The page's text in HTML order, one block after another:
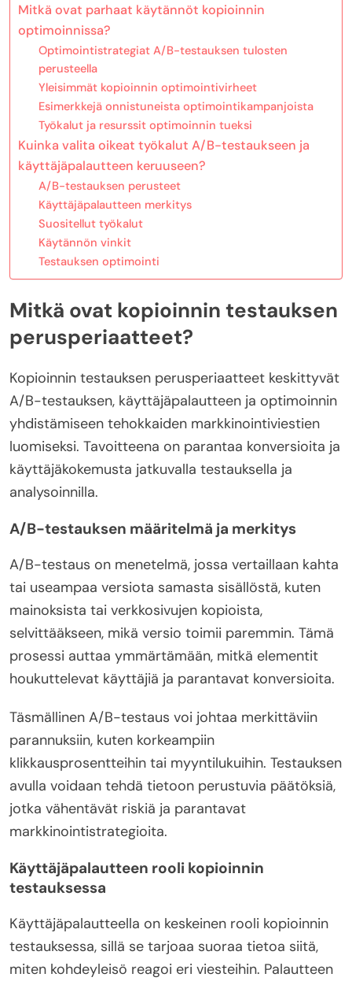
Mitkä ovat parhaat käytännöt kopioinnin
optimoinnissa?
Optimointistrategiat A/B-testauksen tulosten
perusteella
Yleisimmät kopioinnin optimointivirheet
Esimerkkejä onnistuneista optimointikampanjoista
Työkalut ja resurssit optimoinnin tueksi
Kuinka valita oikeat työkalut A/B-testaukseen ja
käyttäjäpalautteen keruuseen?
A/B-testauksen perusteet
Käyttäjäpalautteen merkitys
Suositellut työkalut
Käytännön vinkit
Testauksen optimointi
Mitkä ovat kopioinnin testauksen
perusperiaatteet?
Kopioinnin testauksen perusperiaatteet keskittyvät
A/B-testauksen, käyttäjäpalautteen ja optimoinnin
yhdistämiseen tehokkaiden markkinointiviestien
luomiseksi. Tavoitteena on parantaa konversioita ja
käyttäjäkokemusta jatkuvalla testauksella ja
analysoinnilla.
A/B-testauksen määritelmä ja merkitys
A/B-testaus on menetelmä, jossa vertaillaan kahta
tai useampaa versiota samasta sisällöstä, kuten
mainoksista tai verkkosivujen kopioista,
selvittääkseen, mikä versio toimii paremmin. Tämä
prosessi auttaa ymmärtämään, mitkä elementit
houkuttelevat käyttäjiä ja parantavat konversioita.
Täsmällinen A/B-testaus voi johtaa merkittäviin
parannuksiin, kuten korkeampiin
klikkausprosentteihin tai myyntilukuihin. Testauksen
avulla voidaan tehdä tietoon perustuvia päätöksiä,
jotka vähentävät riskiä ja parantavat
markkinointistrategioita.
Käyttäjäpalautteen rooli kopioinnin
testauksessa
Käyttäjäpalautteella on keskeinen rooli kopioinnin
testauksessa, sillä se tarjoaa suoraa tietoa siitä,
miten kohdeyleisö reagoi eri viesteihin. Palautteen